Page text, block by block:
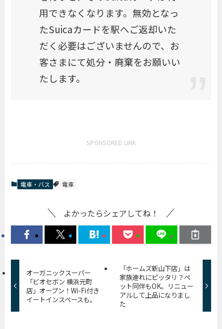
用できなくなります。無効となっ
たSuicaカードを駅へご返却いた
だく必要はございませんので、お
客さまにて処分・廃棄をお願いい
たします。
SPONSORED LINK
電車・バス 電車
よかったらシェアしてね！
オーガニックスーパー
「ビオセボン 横浜元町
店」オープン！Wi-Fi付き
イートインスペースも。
「ホームズ新山下店」は
家族連れにピッタリ？ペ
ット同伴もOK。リニュー
アルして上品になりまし
た